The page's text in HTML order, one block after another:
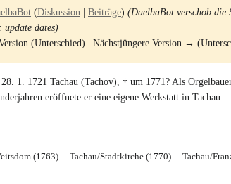
(Diskussion | Beiträge) (DaelbaBot verschob die
: update dates)
(Unterschied) | Nächstjüngere Version →
28. 1. 1721 Tachau (Tachov) , † um 1771? Als
eröffnete er eine eigene Werkstatt in Tachau
(1763). – Tachau/Stadtkirche (1770). – Tachau/